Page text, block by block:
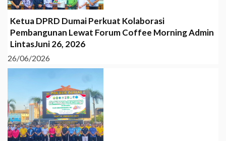
Ketua DPRD Dumai Perkuat Kolaborasi
Pembangunan Lewat Forum Coffee Morning Admin
LintasJuni 26, 2026
26/06/2026